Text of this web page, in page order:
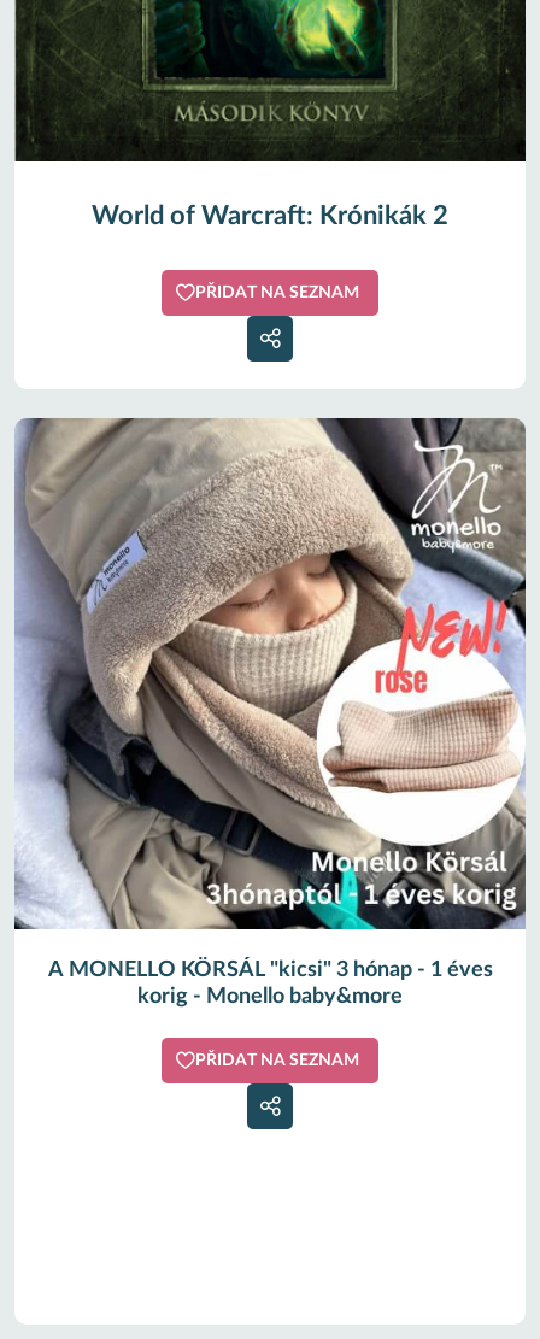
World of Warcraft: Krónikák 2
PŘIDAT NA SEZNAM
A MONELLO KÖRSÁL "kicsi" 3 hónap - 1 éves
korig - Monello baby&more
PŘIDAT NA SEZNAM